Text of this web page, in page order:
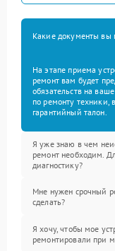
Какие документы вы
На этапе приема
ремонт вам будет
обязательств на
по ремонту техники,
гарантийный талон.
Я уже знаю в чем
ремонт необходим.
диагностику?
Мне нужен срочный
сделать?
Я хочу, чтобы мое
ремонтировали при